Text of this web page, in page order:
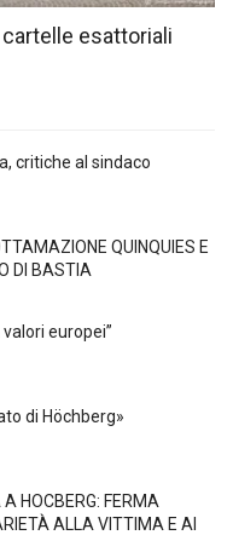
esattoriali
critiche al sindaco
QUINQUIES E
DI BASTIA
europei”
di Höchberg»
HÖCBERG: FERMA
ALLA VITTIMA E AI